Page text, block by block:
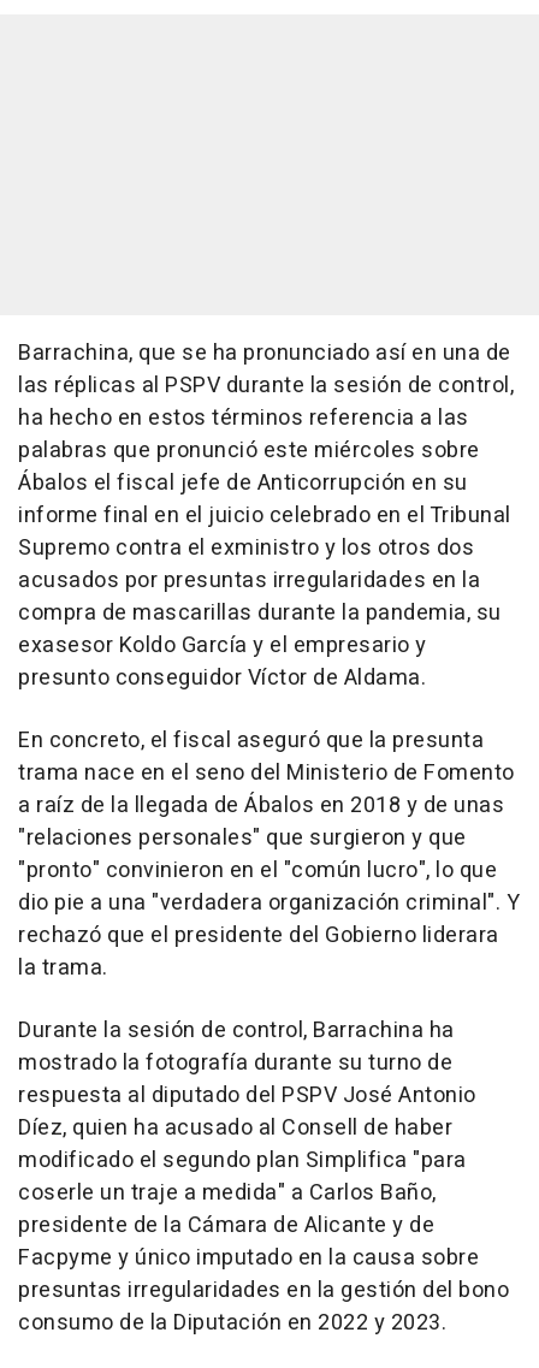
Barrachina, que se ha pronunciado así en una de
las réplicas al PSPV durante la sesión de control,
ha hecho en estos términos referencia a las
palabras que pronunció este miércoles sobre
Ábalos el fiscal jefe de Anticorrupción en su
informe final en el juicio celebrado en el Tribunal
Supremo contra el exministro y los otros dos
acusados por presuntas irregularidades en la
compra de mascarillas durante la pandemia, su
exasesor Koldo García y el empresario y
presunto conseguidor Víctor de Aldama.
En concreto, el fiscal aseguró que la presunta
trama nace en el seno del Ministerio de Fomento
a raíz de la llegada de Ábalos en 2018 y de unas
"relaciones personales" que surgieron y que
"pronto" convinieron en el "común lucro", lo que
dio pie a una "verdadera organización criminal". Y
rechazó que el presidente del Gobierno liderara
la trama.
Durante la sesión de control, Barrachina ha
mostrado la fotografía durante su turno de
respuesta al diputado del PSPV José Antonio
Díez, quien ha acusado al Consell de haber
modificado el segundo plan Simplifica "para
coserle un traje a medida" a Carlos Baño,
presidente de la Cámara de Alicante y de
Facpyme y único imputado en la causa sobre
presuntas irregularidades en la gestión del bono
consumo de la Diputación en 2022 y 2023.